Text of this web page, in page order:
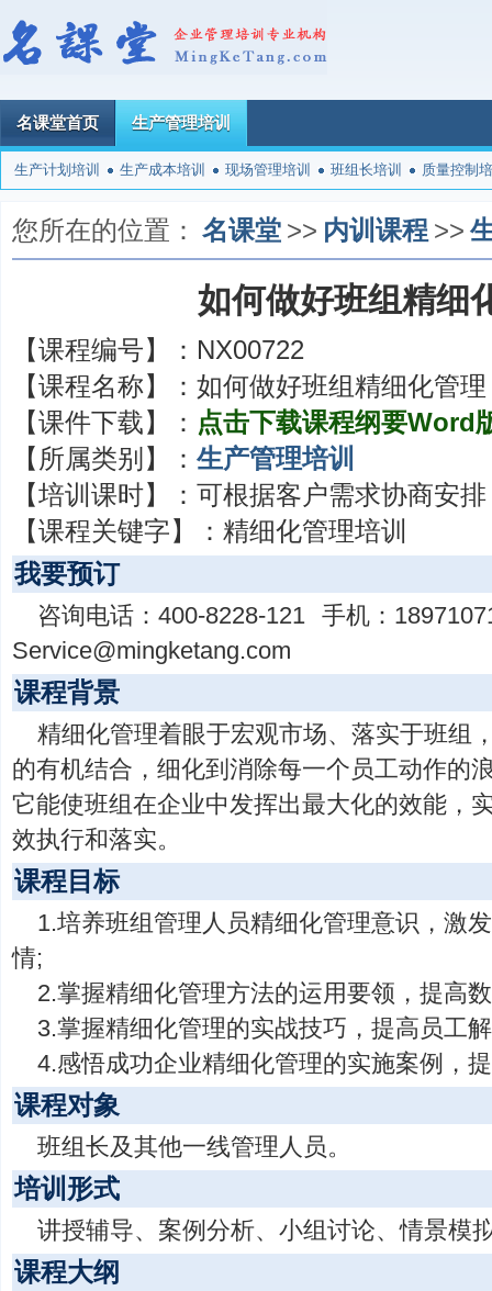
名课堂首页 生产管理培训
生产计划培训 生产成本培训 现场管理培训 班组长培训 质量控制
您所在的位置： 名课堂 >> 内训课程 >>
如何做好班组精细
【课程编号】： NX00722
【课程名称】： 如何做好班组精细化管理
【课件下载】： 点击下载课程纲要Word
【所属类别】： 生产管理培训
【培训课时】： 可根据客户需求协商安排
【课程关键字】： 精细化管理培训
我要预订
咨询电话：400-8228-121 手机：
Service@mingketang.com
课程背景
精细化管理着眼于宏观市场、落实于班组
的有机结合，细化到消除每一个员工动作的
它能使班组在企业中发挥出最大化的效能，
效执行和落实。
课程目标
1.培养班组管理人员精细化管理意识，激
情;
2.掌握精细化管理方法的运用要领，提高
3.掌握精细化管理的实战技巧，提高员工
4.感悟成功企业精细化管理的实施案例，
课程对象
班组长及其他一线管理人员。
培训形式
讲授辅导、案例分析、小组讨论、情景模
课程大纲